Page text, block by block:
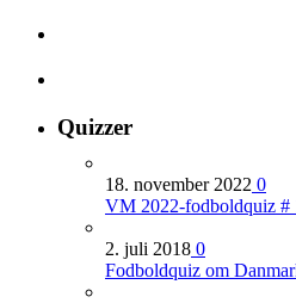
Quizzer
18. november 2022 0
VM 2022-fodboldquiz #
2. juli 2018 0
Fodboldquiz om